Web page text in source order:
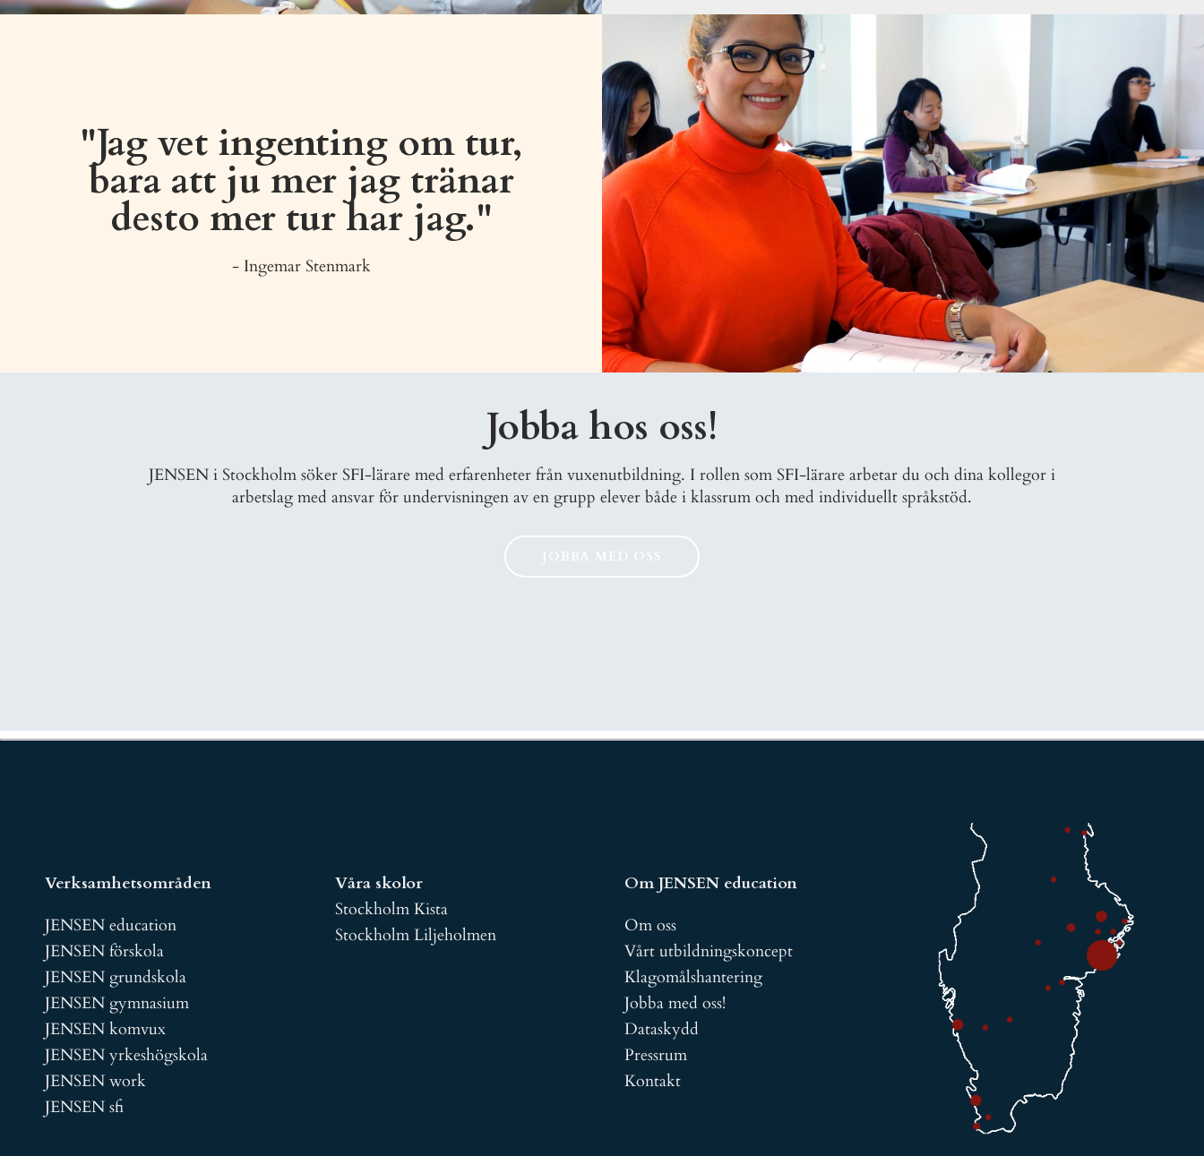
"Jag vet ingenting om tur,
bara att ju mer jag tränar
desto mer tur har jag."
- Ingemar Stenmark
Jobba hos oss!
JENSEN i Stockholm söker SFI-lärare med erfarenheter från vuxenutbildning. I rollen som SFI-lärare arbetar du och dina kollegor i
arbetslag med ansvar för undervisningen av en grupp elever både i klassrum och med individuellt språkstöd.
JOBBA MED OSS
Verksamhetsområden
JENSEN education
JENSEN förskola
JENSEN grundskola
JENSEN gymnasium
JENSEN komvux
JENSEN yrkeshögskola
JENSEN work
JENSEN sfi
Våra skolor
Stockholm Kista
Stockholm Liljeholmen
Om JENSEN education
Om oss
Vårt utbildningskoncept
Klagomålshantering
Jobba med oss!
Dataskydd
Pressrum
Kontakt